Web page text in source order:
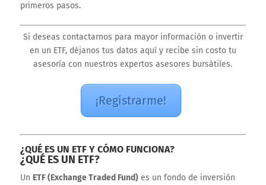
primeros pasos.
Si deseas contactarnos para mayor información o invertir
en un ETF, déjanos tus datos aquí y recibe sin costo tu
asesoría con nuestros expertos asesores bursátiles.
¡Registrarme!
¿QUÉ ES UN ETF Y CÓMO FUNCIONA?
¿QUÉ ES UN ETF?
Un ETF (Exchange Traded Fund)es un fondo de inversión